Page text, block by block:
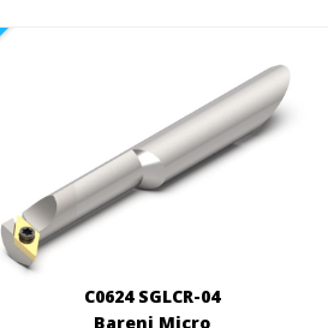
C0624 SGLCR-04
Bareni Micro